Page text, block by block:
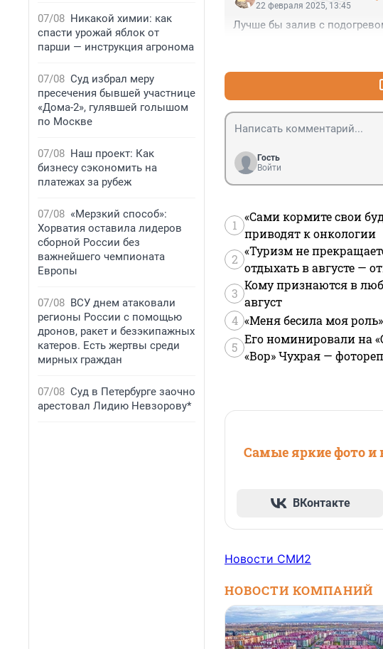
07/08 Никакой химии: как
спасти урожай яблок от
парши — инструкция агронома
07/08 Суд избрал меру
пресечения бывшей участнице
«Дома-2», гулявшей голышом
по Москве
07/08 Наш проект: Как
бизнесу сэкономить на
платежах за рубеж
07/08 «Мерзкий способ»:
Хорватия оставила лидеров
сборной России без
важнейшего чемпионата
Европы
07/08 ВСУ днем атаковали
регионы России с помощью
дронов, ракет и безэкипажных
катеров. Есть жертвы среди
мирных граждан
07/08 Суд в Петербурге заочно
арестовал Лидию Невзорову*
22 февраля 2025, 13:45
Лучше бы залив с
Гость
Войти
1
«Сами кормите свои
приводят к онкологии
2
«Туризм не
отдыхать в августе —
3
Кому признаются в
август
4 «Меня бесила моя
5
Его номинировали на
«Вор» Чухрая —
Самые яркие фото и
ВКонтакте
Новости СМИ2
НОВОСТИ КОМПАНИЙ